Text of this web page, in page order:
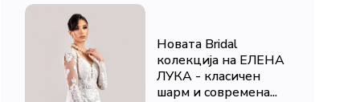
Новата Bridal
колекција на ЕЛЕНА
ЛУКА - класичен
шарм и современа...